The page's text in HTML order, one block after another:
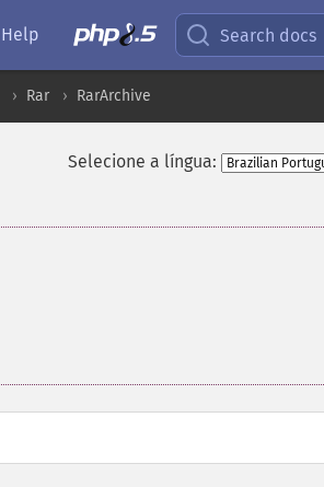
Help Search docs
Rar RarArchive
Selecione a língua: